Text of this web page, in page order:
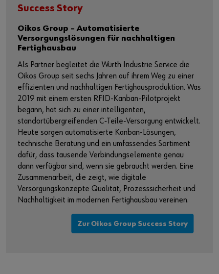
Success Story
Oikos Group – Automatisierte
Versorgungslösungen für nachhaltigen
Fertighausbau
Als Partner begleitet die Würth Industrie Service die
Oikos Group seit sechs Jahren auf ihrem Weg zu einer
effizienten und nachhaltigen Fertighausproduktion. Was
2019 mit einem ersten RFID-Kanban-Pilotprojekt
begann, hat sich zu einer intelligenten,
standortübergreifenden C-Teile-Versorgung entwickelt.
Heute sorgen automatisierte Kanban-Lösungen,
technische Beratung und ein umfassendes Sortiment
dafür, dass tausende Verbindungselemente genau
dann verfügbar sind, wenn sie gebraucht werden. Eine
Zusammenarbeit, die zeigt, wie digitale
Versorgungskonzepte Qualität, Prozesssicherheit und
Nachhaltigkeit im modernen Fertighausbau vereinen.
Zur Oikos Group Success Story